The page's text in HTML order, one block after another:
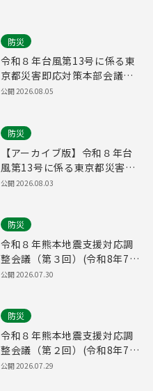
防災
令和８年台風第13号に係る東
京都災害即応対策本部会議
（第２回）/ 令和８年熊本地震
公開2026.08.05
防災
【アーカイブ版】令和８年台
風第13号に係る東京都災害即
応対策本部会議（第１回）(令
公開2026.08.03
防災
令和８年熊本地震支援対応調
整会議（第３回）(令和8年7月
30日 16時00分～)
公開2026.07.30
防災
令和８年熊本地震支援対応調
整会議（第２回）(令和8年7月
29日 11時00分～)
公開2026.07.29